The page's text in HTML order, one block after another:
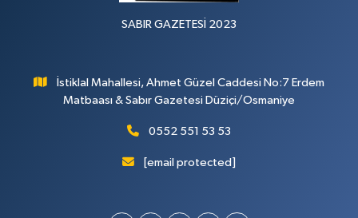
SABIR GAZETESİ 2023
İstiklal Mahallesi, Ahmet Güzel Caddesi No:7 Erdem
Matbaası & Sabır Gazetesi Düziçi/Osmaniye
0552 551 53 53
[email protected]